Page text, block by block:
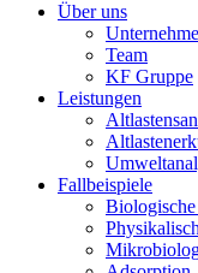
Über uns
Team
KF Gruppe
Leistungen
Fallbeispiele